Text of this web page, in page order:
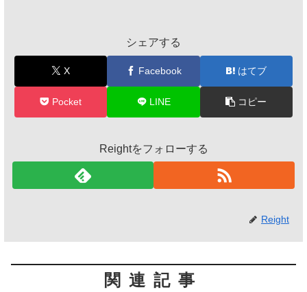
シェアする
X Facebook はてブ
Pocket LINE コピー
Reightをフォローする
Reight
関連記事